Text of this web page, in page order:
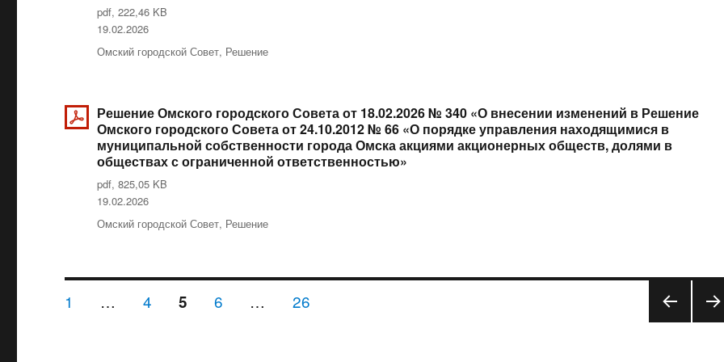
pdf, 222,46 KB
Опубликовано
19.02.2026
Рубрики
Омский городской Совет, Решение
Решение Омского городского Совета от 18.02.2026 № 340 «О внесении изменений в Решение
Омского городского Совета от 24.10.2012 № 66 «О порядке управления находящимися в
муниципальной собственности города Омска акциями акционерных обществ, долями в
обществах с ограниченной ответственностью»
pdf, 825,05 KB
Опубликовано
19.02.2026
Рубрики
Омский городской Совет, Решение
Навигация
СТРАНИЦА
1 … СТРАНИЦА
4 СТРАНИЦА
5 СТРАНИЦА
6 … СТРАНИЦА
26